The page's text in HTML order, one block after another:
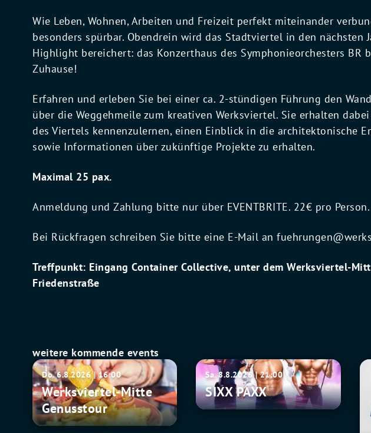
Wie Leben, Wohnen, Arbeiten und Freizeit perfekt miteinander
besonders spürbar. Obendrein wird das Stadtviertel in den nächsten
Highlight bereichert: das Konzerthaus des Symphonieorchesters BR
Zuhause!
Erfahren und erleben Sie bei einer ca. 2-stündigen Führung den
über die Weggehmeile zum kreativen Werksviertel. Sie erhalten
des Viertels kennenzulernen, einen Einblick in die architektonische
sowie Informationen über zukünftige Projekte zu erhalten.
Maximal 25 pax.
Anmeldung und Zahlung bitte nur über EVENTBRITE. 22€ pro Person.
Bei Rückfragen schreiben Sie bitte eine E-Mail an
Treffpunkt: Eingang Container Collective, unter dem Werksviertel-
Friedenstraße
weitere kommende events
Werksviertel-
Mitte
Genusstour
Do. 6.8.2026 | 16:00
Werksviertel-Mitte
Genusstour
SIXX
PAXX
Sa. 8.8.2026 | 21:00
SIXX PAXX
Fu